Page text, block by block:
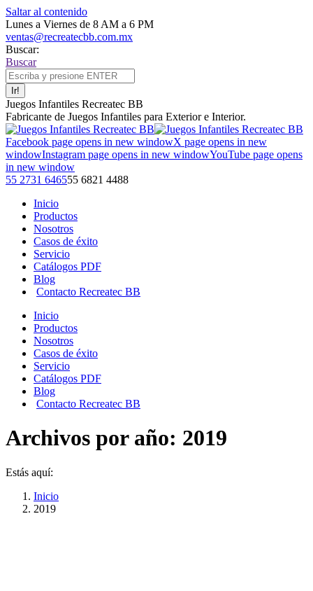
Saltar al contenido
Lunes a Viernes de 8 AM a 6 PM
ventas@recreatecbb.com.mx
Buscar:
Buscar
Juegos Infantiles Recreatec BB
Fabricante de Juegos Infantiles para Exterior e Interior.
Facebook page opens in new windowX page opens in new
windowInstagram page opens in new windowYouTube page opens
in new window
55 2731 646555 6821 4488
Inicio
Productos
Nosotros
Casos de éxito
Servicio
Catálogos PDF
Blog
Contacto Recreatec BB
Inicio
Productos
Nosotros
Casos de éxito
Servicio
Catálogos PDF
Blog
Contacto Recreatec BB
Archivos por año: 2019
Estás aquí:
Inicio
2019